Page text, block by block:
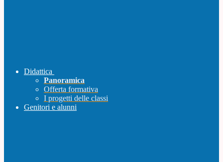
Didattica
Panoramica
Offerta formativa
I progetti delle classi
Genitori e alunni